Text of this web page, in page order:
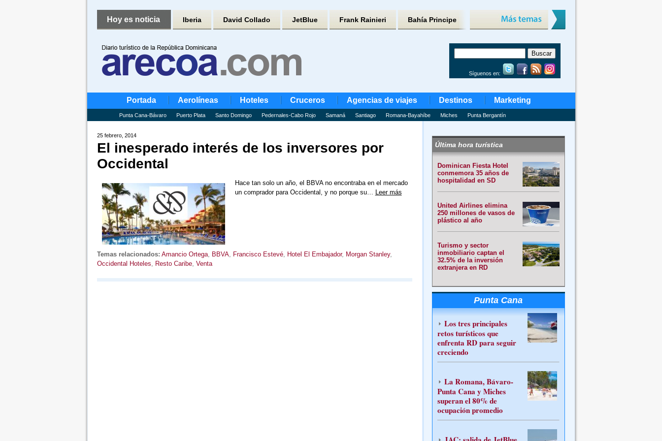
Hoy es noticia Iberia David Collado JetBlue Frank Rainieri Bahía Principe
Síguenos en:
Portada Aerolíneas Hoteles Cruceros Agencias de viajes Destinos Marketing
Punta Cana-Bávaro Puerto Plata Santo Domingo Pedernales-Cabo Rojo Samaná Santiago Romana-Bayahíbe Miches Punta Bergantín
25 febrero, 2014
El inesperado interés de los inversores por
Occidental
Hace tan solo un año, el BBVA no encontraba en el mercado
un comprador para Occidental, y no porque su… Leer más
Temas relacionados: Amancio Ortega, BBVA, Francisco Estevé, Hotel El Embajador, Morgan Stanley,
Occidental Hoteles, Resto Caribe, Venta
Última hora turística
Dominican Fiesta Hotel
conmemora 35 años de
hospitalidad en SD
United Airlines elimina
250 millones de vasos de
plástico al año
Turismo y sector
inmobiliario captan el
32.5% de la inversión
extranjera en RD
Punta Cana
Los tres principales
retos turísticos que
enfrenta RD para seguir
creciendo
La Romana, Bávaro-
Punta Cana y Miches
superan el 80% de
ocupación promedio